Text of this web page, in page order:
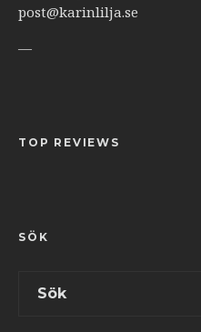
post@karinlilja.se
—
TOP REVIEWS
SÖK